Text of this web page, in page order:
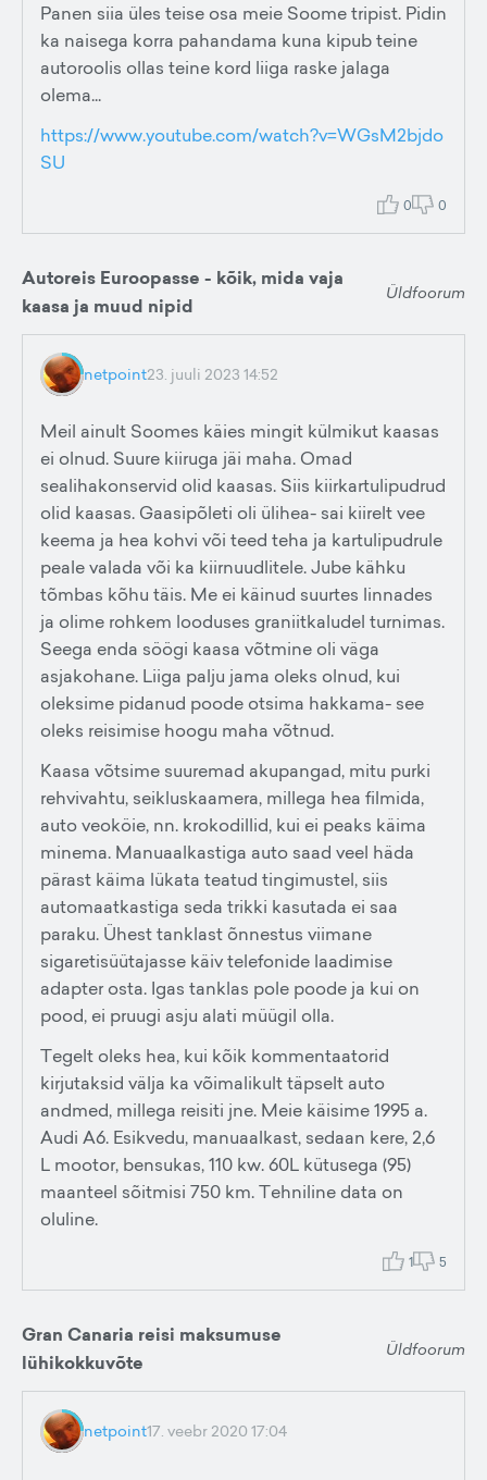
Panen siia üles teise osa meie Soome tripist. Pidin
ka naisega korra pahandama kuna kipub teine
autoroolis ollas teine kord liiga raske jalaga
olema...
https://www.youtube.com/watch?v=WGsM2bjdo
SU
0 0
Autoreis Euroopasse - kõik, mida vaja
kaasa ja muud nipid
Üldfoorum
netpoint23. juuli 2023 14:52
Meil ainult Soomes käies mingit külmikut kaasas
ei olnud. Suure kiiruga jäi maha. Omad
sealihakonservid olid kaasas. Siis kiirkartulipudrud
olid kaasas. Gaasipõleti oli ülihea- sai kiirelt vee
keema ja hea kohvi või teed teha ja kartulipudrule
peale valada või ka kiirnuudlitele. Jube kähku
tõmbas kõhu täis. Me ei käinud suurtes linnades
ja olime rohkem looduses graniitkaludel turnimas.
Seega enda söögi kaasa võtmine oli väga
asjakohane. Liiga palju jama oleks olnud, kui
oleksime pidanud poode otsima hakkama- see
oleks reisimise hoogu maha võtnud.
Kaasa võtsime suuremad akupangad, mitu purki
rehvivahtu, seikluskaamera, millega hea filmida,
auto veoköie, nn. krokodillid, kui ei peaks käima
minema. Manuaalkastiga auto saad veel häda
pärast käima lükata teatud tingimustel, siis
automaatkastiga seda trikki kasutada ei saa
paraku. Ühest tanklast õnnestus viimane
sigaretisüütajasse käiv telefonide laadimise
adapter osta. Igas tanklas pole poode ja kui on
pood, ei pruugi asju alati müügil olla.
Tegelt oleks hea, kui kõik kommentaatorid
kirjutaksid välja ka võimalikult täpselt auto
andmed, millega reisiti jne. Meie käisime 1995 a.
Audi A6. Esikvedu, manuaalkast, sedaan kere, 2,6
L mootor, bensukas, 110 kw. 60L kütusega (95)
maanteel sõitmisi 750 km. Tehniline data on
oluline.
1 5
Gran Canaria reisi maksumuse
lühikokkuvõte
Üldfoorum
netpoint17. veebr 2020 17:04